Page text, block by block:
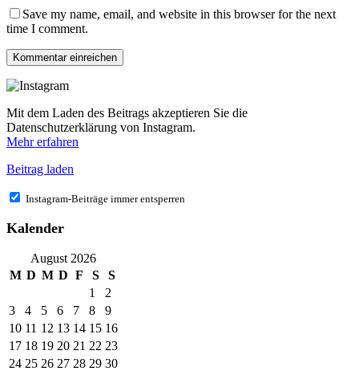
Save my name, email, and website in this browser for the next
time I comment.
Mit dem Laden des Beitrags akzeptieren Sie die
Datenschutzerklärung von Instagram.
Mehr erfahren
Beitrag laden
Instagram-Beiträge immer entsperren
Kalender
August 2026
M D M D F S
S
1
2
3
4 5 6 7 8
9
10 11 12 13 14 15 16
17 18 19 20 21 22 23
24 25 26 27 28 29 30